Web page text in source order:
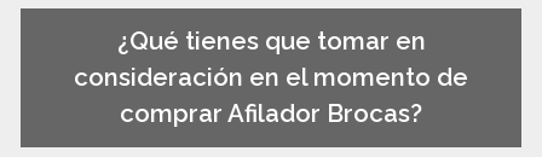
¿Qué tienes que tomar en
consideración en el momento de
comprar Afilador Brocas?